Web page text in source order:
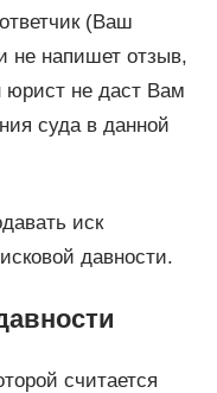
(Ваш
не напишет отзыв,
юрист не даст Вам
суда в данной
иск
давности.
считается